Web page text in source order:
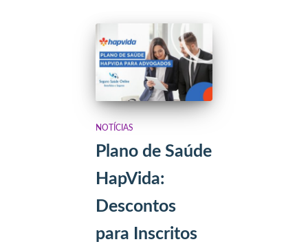
NOTÍCIAS
Plano de Saúde
HapVida:
Descontos
para Inscritos